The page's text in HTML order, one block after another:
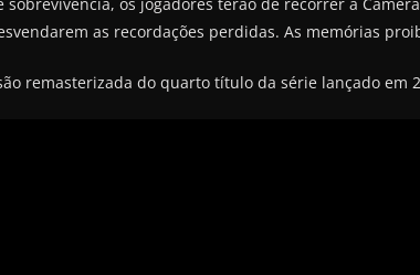
as recordações perdidas. As memórias
remasterizada do quarto título da série lançado em